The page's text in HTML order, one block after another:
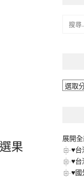
果
🔎
展開全
♥台
♥台
♥國